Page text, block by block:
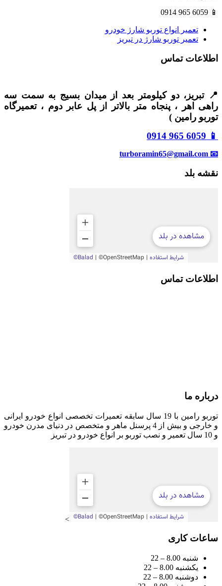
📱 6059 965 0914
تعمیر انواع توربو شارژ خودرو
تعمیر توربو شارژ در تبریز
اطلاعات تماس
📍 تبریز، دو کیلومتر بعد از میدان بسیج به سمت سه
راهی اهر ، پنجاه متر بالاتر از پل عابر دوم ، تعمیرگاه
توربو رامین )
📱 6059 965
0914
📧 turboramin65@gmail.com
نقشه بلد
اطلاعات تماس
درباره ما
توربو رامین با 19 سال سابقه تعمیرات تخصصی انواع خودرو ایرانی
و خارجی و بیش از 4 پرسنل ماهر و متخصص در دنیای مدرن خودرو
و 10 سال تعمیر و نصب توربو بر انواع خودرو در تبریز
>
ساعات کاری
شنبه 8.00 – 22
یکشنبه 8.00 – 22
دوشنبه 8.00 – 22